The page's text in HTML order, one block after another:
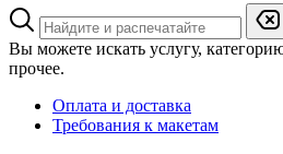
Вы можете искать услугу,
прочее.
Оплата и доставка
Требования к макетам